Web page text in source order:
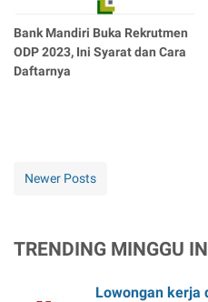
Bank Mandiri Buka Rekrutmen
ODP 2023, Ini Syarat dan Cara
Daftarnya
Newer Posts
TRENDING MINGGU
Lowongan kerja